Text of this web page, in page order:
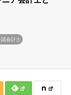
認会計士